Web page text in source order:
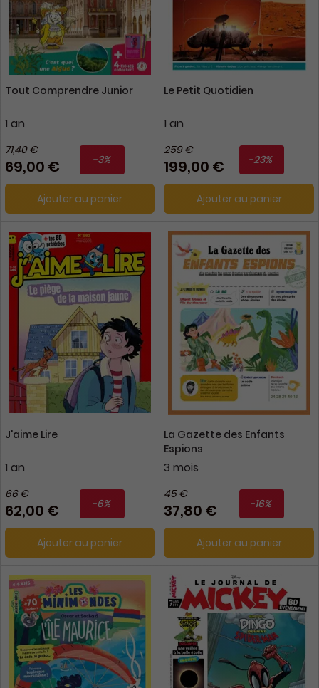
Tout Comprendre Junior
1 an
71,40 €
69,00 € -3%
Ajouter au panier
Le Petit Quotidien
1 an
259 €
199,00 € -23%
Ajouter au panier
J'aime Lire
1 an
66 €
62,00 € -6%
Ajouter au panier
La Gazette des Enfants
Espions
3 mois
45 €
37,80 € -16%
Ajouter au panier